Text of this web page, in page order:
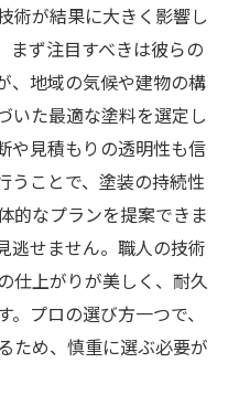
術が結果に大きく影響し
まず注目すべきは彼らの
、地域の気候や建物の構
いた最適な塗料を選定し
や見積もりの透明性も信
うことで、塗装の持続性
的なプランを提案できま
逃せません。職人の技術
仕上がりが美しく、耐久
プロの選び方一つで、
ため、慎重に選ぶ必要が